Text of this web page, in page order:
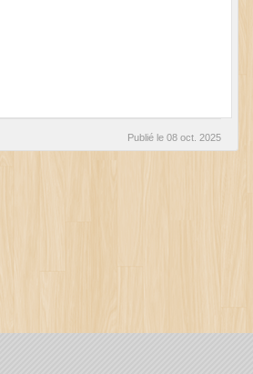
Publié le 08 oct. 2025